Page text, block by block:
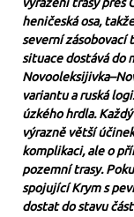
heničeská osa,
severní zásobovací
situace dostává do
variantu a ruská
úzkého hrdla.
výrazně větší
komplikaci, ale o
pozemní trasy.
spojující Krym s
dostat do stavu